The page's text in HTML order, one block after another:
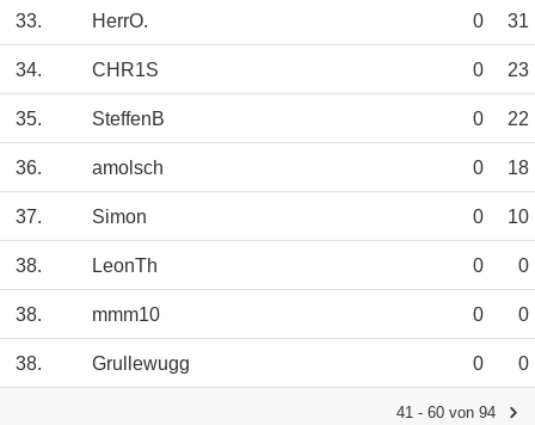
33. HerrO. 0 31
34. CHR1S 0 23
35. SteffenB 0 22
36. amolsch 0 18
37. Simon 0 10
38. LeonTh 0 0
38. mmm10 0 0
38. Grullewugg 0 0
41 - 60 von 94